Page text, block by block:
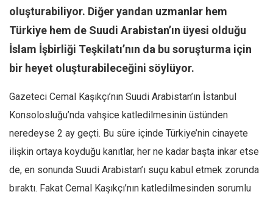
Yvonne Ridley
Barış Tarımcıoğlu
Ömer Kayani
Yusuf Armağan
Selçuk Türkyılmaz
Mehmet Ali Tekin
Abir E. Nahas
Amina S. Jenenkovic
oluşturabiliyor. Diğer yandan uzmanlar hem
Türkiye hem de Suudi Arabistan’ın üyesi olduğu
İslam İşbirliği Teşkilatı’nın da bu soruşturma için
bir heyet oluşturabileceğini söylüyor.
Gazeteci Cemal Kaşıkçı’nın Suudi Arabistan’ın İstanbul
Konsolosluğu’nda vahşice katledilmesinin üstünden
neredeyse 2 ay geçti. Bu süre içinde Türkiye’nin cinayete
ilişkin ortaya koyduğu kanıtlar, her ne kadar başta inkar etse
de, en sonunda Suudi Arabistan’ı suçu kabul etmek zorunda
bıraktı. Fakat Cemal Kaşıkçı’nın katledilmesinden sorumlu